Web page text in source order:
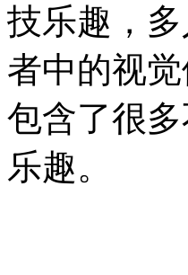
技乐趣，
者中的视
包含了很
乐趣。